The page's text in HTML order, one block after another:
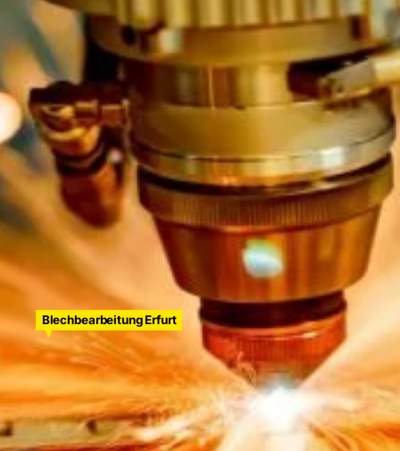
Suche
nach:
Blechbearbeitung Erfurt